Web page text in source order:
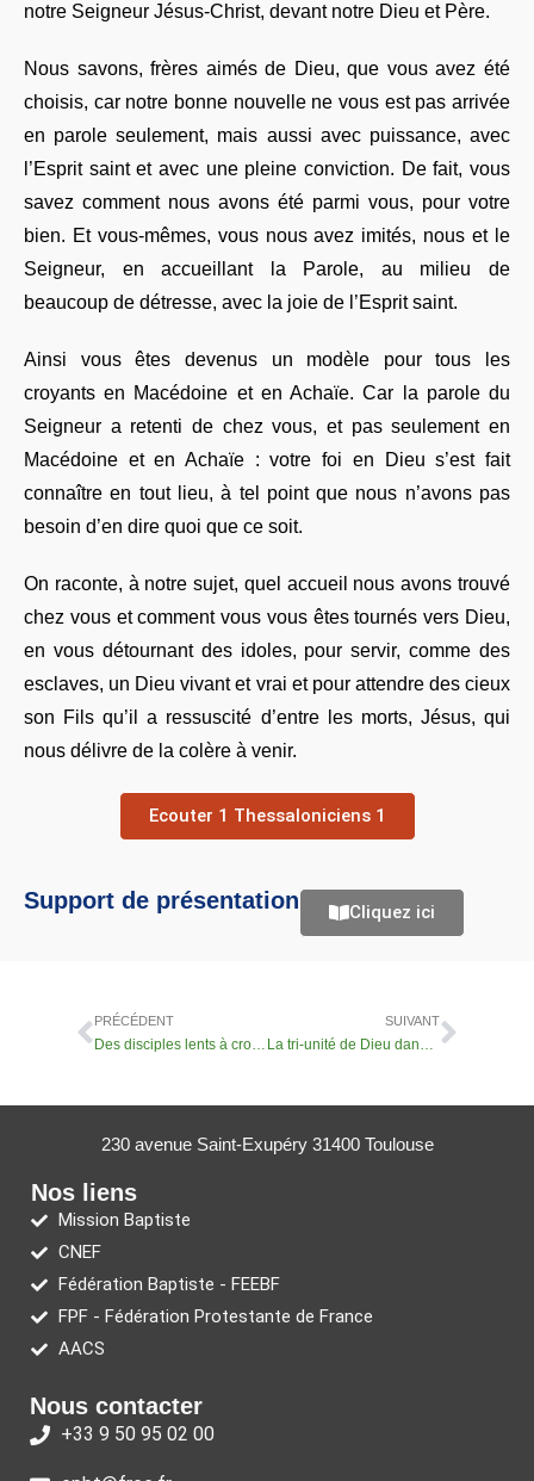
notre Seigneur Jésus-Christ, devant notre Dieu et Père.
Nous savons, frères aimés de Dieu, que vous avez été
choisis, car notre bonne nouvelle ne vous est pas arrivée
en parole seulement, mais aussi avec puissance, avec
l’Esprit saint et avec une pleine conviction. De fait, vous
savez comment nous avons été parmi vous, pour votre
bien. Et vous-mêmes, vous nous avez imités, nous et le
Seigneur, en accueillant la Parole, au milieu de
beaucoup de détresse, avec la joie de l’Esprit saint.
Ainsi vous êtes devenus un modèle pour tous les
croyants en Macédoine et en Achaïe. Car la parole du
Seigneur a retenti de chez vous, et pas seulement en
Macédoine et en Achaïe : votre foi en Dieu s’est fait
connaître en tout lieu, à tel point que nous n’avons pas
besoin d’en dire quoi que ce soit.
On raconte, à notre sujet, quel accueil nous avons trouvé
chez vous et comment vous vous êtes tournés vers Dieu,
en vous détournant des idoles, pour servir, comme des
esclaves, un Dieu vivant et vrai et pour attendre des cieux
son Fils qu’il a ressuscité d’entre les morts, Jésus, qui
nous délivre de la colère à venir.
Ecouter 1 Thessaloniciens 1
Support de présentation Cliquez ici
PRÉCÉDENT
Des disciples lents à croire
SUIVANT
La tri-unité de Dieu dans notre vie – j’aime ta Présence
230 avenue Saint-Exupéry 31400 Toulouse
Nos liens
Mission Baptiste
CNEF
Fédération Baptiste - FEEBF
FPF - Fédération Protestante de France
AACS
Nous contacter
+33 9 50 95 02 00